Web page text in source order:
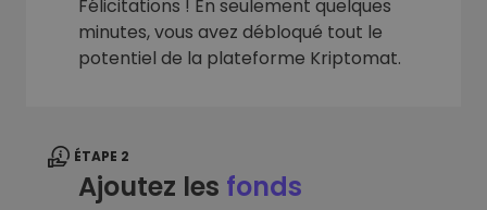
Félicitations ! En seulement quelques
minutes, vous avez débloqué tout le
potentiel de la plateforme Kriptomat.
ÉTAPE 2
Ajoutez les fonds